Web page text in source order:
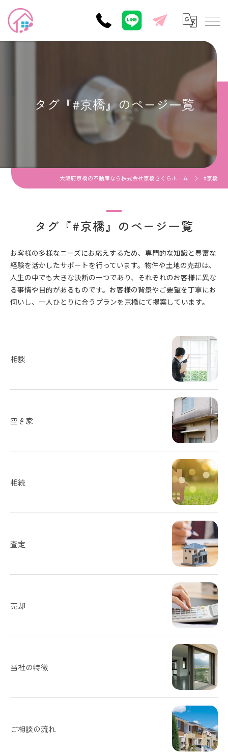
タグ『#京橋』のページ一覧
大阪府京橋の不動産なら株式会社京橋さくらホーム #京橋
タグ『#京橋』のページ一覧
お客様の多様なニーズにお応えするため、専門的な知識と豊富な
経験を活かしたサポートを行っています。物件や土地の売却は、
人生の中でも大きな決断の一つであり、それぞれのお客様に異な
る事情や目的があるものです。お客様の背景やご要望を丁寧にお
伺いし、一人ひとりに合うプランを京橋にて提案しています。
相談
空き家
相続
査定
売却
当社の特徴
ご相談の流れ